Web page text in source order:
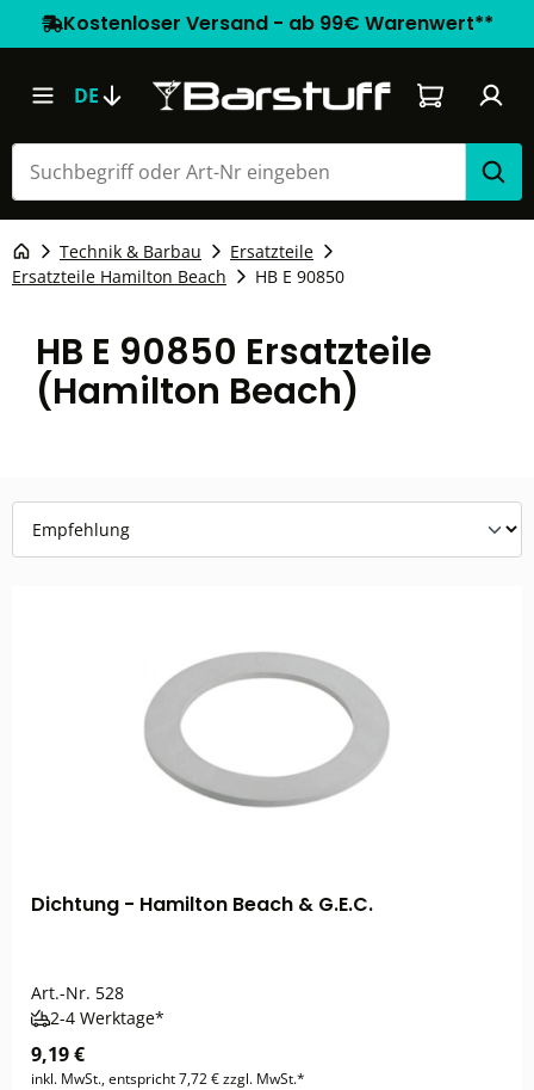
Kostenloser Versand - ab 99€ Warenwert**
DE Warenkorb
Technik & Barbau
Ersatzteile
Ersatzteile Hamilton Beach
HB E 90850
HB E 90850 Ersatzteile
(Hamilton Beach)
Dichtung - Hamilton Beach & G.E.C.
Art.-Nr. 528
2-4 Werktage*
9,19 €
inkl. MwSt., entspricht 7,72 € zzgl. MwSt.*